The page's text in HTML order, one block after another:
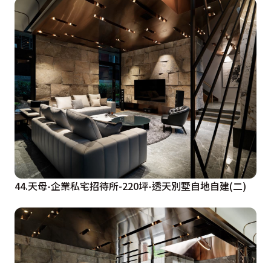
44.天母-企業私宅招待所-220坪-透天別墅自地自建(二)